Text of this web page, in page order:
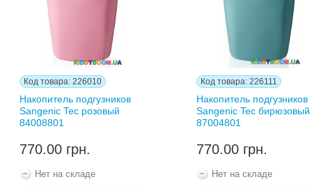
Код товара: 226010
Накопитель подгузников
Sangenic Tec розовый
84008801
770.00 грн.
Нет на складе
Код товара: 226111
Накопитель подгузников
Sangenic Tec бирюзовый
87004801
770.00 грн.
Нет на складе